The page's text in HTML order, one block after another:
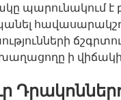
պարունակում է
ի վիճակի